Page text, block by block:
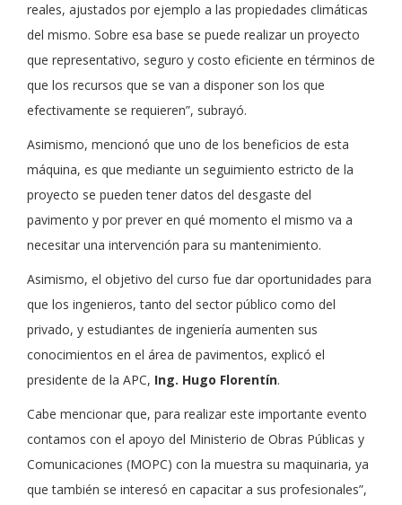
reales, ajustados por ejemplo a las propiedades climáticas
del mismo. Sobre esa base se puede realizar un proyecto
que representativo, seguro y costo eficiente en términos de
que los recursos que se van a disponer son los que
efectivamente se requieren”, subrayó.
Asimismo, mencionó que uno de los beneficios de esta
máquina, es que mediante un seguimiento estricto de la
proyecto se pueden tener datos del desgaste del
pavimento y por prever en qué momento el mismo va a
necesitar una intervención para su mantenimiento.
Asimismo, el objetivo del curso fue dar oportunidades para
que los ingenieros, tanto del sector público como del
privado, y estudiantes de ingeniería aumenten sus
conocimientos en el área de pavimentos, explicó el
presidente de la APC, Ing. Hugo Florentín.
Cabe mencionar que, para realizar este importante evento
contamos con el apoyo del Ministerio de Obras Públicas y
Comunicaciones (MOPC) con la muestra su maquinaria, ya
que también se interesó en capacitar a sus profesionales”,